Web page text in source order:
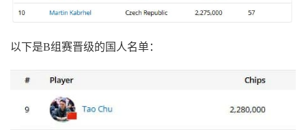
以下是B组赛晋级的国人名单：